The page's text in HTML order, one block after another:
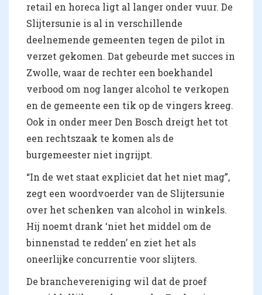
retail en horeca ligt al langer onder vuur. De
Slijtersunie is al in verschillende
deelnemende gemeenten tegen de pilot in
verzet gekomen. Dat gebeurde met succes in
Zwolle, waar de rechter een boekhandel
verbood om nog langer alcohol te verkopen
en de gemeente een tik op de vingers kreeg.
Ook in onder meer Den Bosch dreigt het tot
een rechtszaak te komen als de
burgemeester niet ingrijpt.
“In de wet staat expliciet dat het niet mag”,
zegt een woordvoerder van de Slijtersunie
over het schenken van alcohol in winkels.
Hij noemt drank ‘niet het middel om de
binnenstad te redden’ en ziet het als
oneerlijke concurrentie voor slijters.
De branchevereniging wil dat de proef